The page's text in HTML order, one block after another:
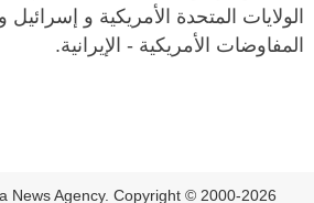
الولايات المتحدة الأمريكية و إسرائيل
المفاوضات الأمريكية - الإيرانية.
News Agency. Copyright © 2000-2026